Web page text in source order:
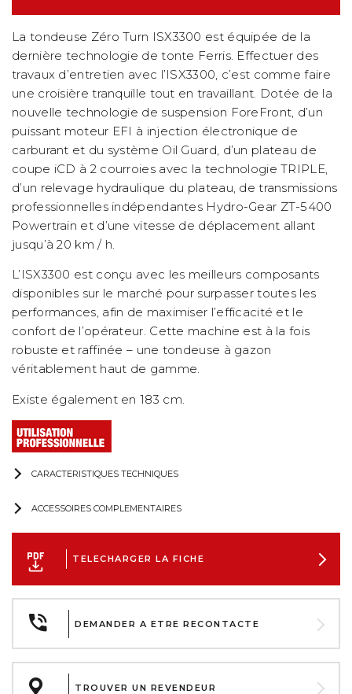
La tondeuse Zéro Turn ISX3300 est équipée de la
dernière technologie de tonte Ferris. Effectuer des
travaux d’entretien avec l’ISX3300, c’est comme faire
une croisière tranquille tout en travaillant. Dotée de la
nouvelle technologie de suspension ForeFront, d’un
puissant moteur EFI à injection électronique de
carburant et du système Oil Guard, d’un plateau de
coupe iCD à 2 courroies avec la technologie TRIPLE,
d’un relevage hydraulique du plateau, de transmissions
professionnelles indépendantes Hydro-Gear ZT-5400
Powertrain et d’une vitesse de déplacement allant
jusqu’à 20 km / h.
L’ISX3300 est conçu avec les meilleurs composants
disponibles sur le marché pour surpasser toutes les
performances, afin de maximiser l’efficacité et le
confort de l’opérateur. Cette machine est à la fois
robuste et raffinée – une tondeuse à gazon
véritablement haut de gamme.
Existe également en 183 cm.
CARACTERISTIQUES TECHNIQUES
ACCESSOIRES COMPLEMENTAIRES
TELECHARGER LA FICHE
DEMANDER A ETRE RECONTACTE
TROUVER UN REVENDEUR